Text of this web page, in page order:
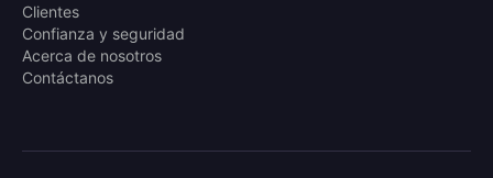
Clientes
Confianza y seguridad
Acerca de nosotros
Contáctanos